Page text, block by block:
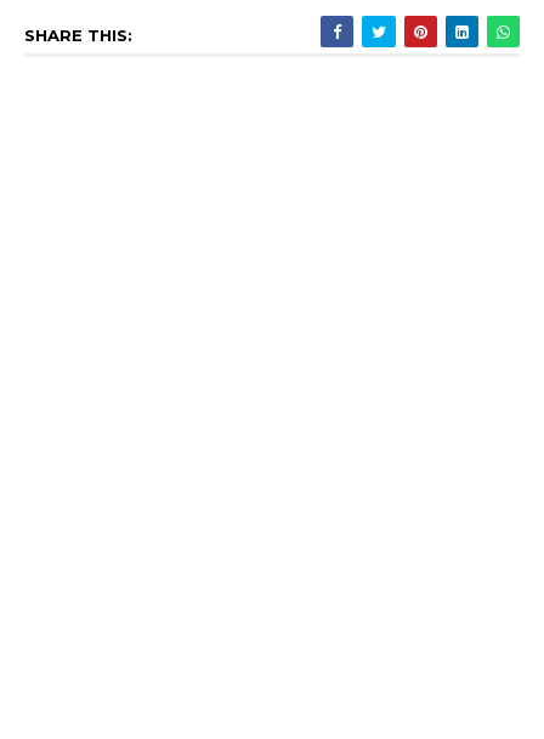
SHARE THIS: